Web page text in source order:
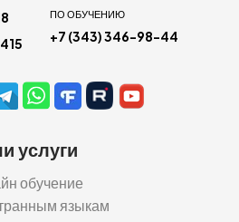
ПО ОБУЧЕНИЮ
+7 (343) 346-98-44
услуги
обучение
языкам